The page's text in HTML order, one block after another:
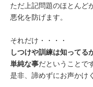
ただ上記問題のほとんど
悪化を防げます。
それだけ・・・・
しつけや訓練は知ってる
単純な事だということで
是非、諦めずにお声かけ